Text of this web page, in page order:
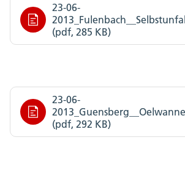
23-06-
(pdf, 285 KB)
23-06-
(pdf, 292 KB)